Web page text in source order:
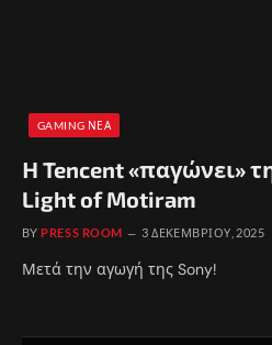
GAMING ΝΈΑ
Η Tencent «παγώνει»
Light of Motiram
BY PRESS ROOM 3 ΔΕΚΕΜΒΡΊΟΥ, 2025
Μετά την αγωγή της Sony!